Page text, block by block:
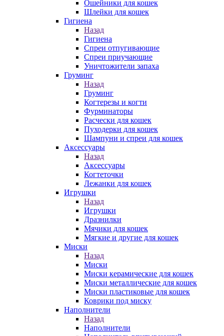
Ошейники для кошек
Шлейки для кошек
Гигиена
Назад
Гигиена
Спреи отпугивающие
Спреи приучающие
Уничтожители запаха
Груминг
Назад
Груминг
Когтерезы и когти
Фурминаторы
Расчески для кошек
Пуходерки для кошек
Шампуни и спреи для кошек
Аксессуары
Назад
Аксессуары
Когтеточки
Лежанки для кошек
Игрушки
Назад
Игрушки
Дразнилки
Мячики для кошек
Мягкие и другие для кошек
Миски
Назад
Миски
Миски керамические для кошек
Миски металлические для кошек
Миски пластиковые для кошек
Коврики под миску
Наполнители
Назад
Наполнители